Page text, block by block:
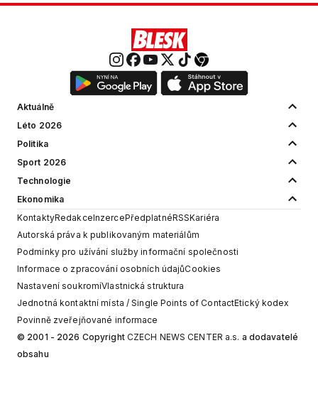
Aktuálně
Léto 2026
Politika
Sport 2026
Technologie
Ekonomika
KontaktyRedakceInzercePředplatnéRSSKariéra
Autorská práva k publikovaným materiálům
Podmínky pro užívání služby informační společnosti
Informace o zpracování osobních údajůCookies
Nastavení soukromíVlastnická struktura
Jednotná kontaktní místa / Single Points of ContactEtický kodex
Povinně zveřejňované informace
© 2001 - 2026 Copyright CZECH NEWS CENTER a.s. a dodavatelé
obsahu